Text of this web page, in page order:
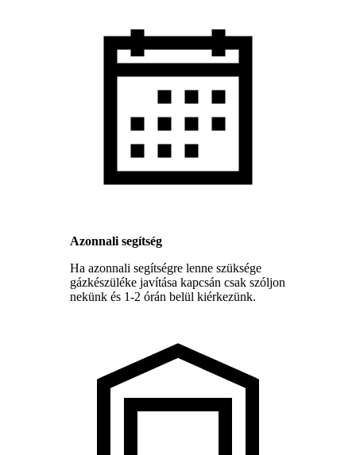
Azonnali segítség
Ha azonnali segítségre lenne szüksége
gázkészüléke javítása kapcsán csak szóljon
nekünk és 1-2 órán belül kiérkezünk.